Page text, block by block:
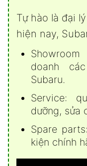
Tự hào là đại
hiện nay,
doanh
Subaru.
Service:
dưỡng, sửa
Spare
kiện chính